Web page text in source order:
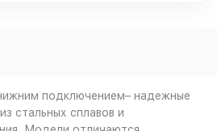
подключением– надежные
стальных сплавов и